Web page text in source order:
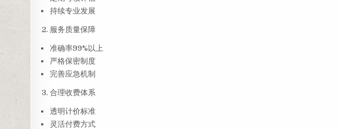
持续专业发展
服务质量保障
准确率99%以上
严格保密制度
完善应急机制
合理收费体系
透明计价标准
灵活付费方式